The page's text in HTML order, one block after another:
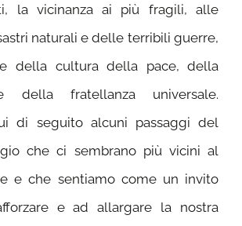
la vicinanza ai più fragili, alle
naturali e delle terribili guerre,
della cultura della pace, della
della fratellanza universale.
di seguito alcuni passaggi del
che ci sembrano più vicini al
e che sentiamo come un invito
e ad allargare la nostra